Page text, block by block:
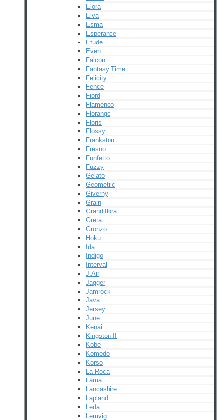
Elora
Elva
Esma
Esperance
Etude
Even
Falcon
Fantasy Time
Felicity
Fence
Fiord
Flamenco
Florange
Floris
Flossy
Frankston
Fresno
Funfetto
Fuzzy
Gelato
Geometric
Giverny
Grain
Grandiflora
Greta
Gronzo
Hoku
Ida
Indigo
Interval
J.Air
Jagger
Jamrock
Java
Jersey
June
Kenai
Kingston II
Kobe
Komodo
Korso
La Roca
Lama
Lancashire
Lapland
Leda
Lemvig